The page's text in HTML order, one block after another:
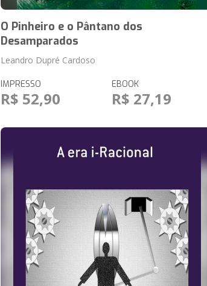
O Pinheiro e o Pântano dos
Desamparados
Leandro Dupré Cardoso
IMPRESSO
R$ 52,90
EBOOK
R$ 27,19